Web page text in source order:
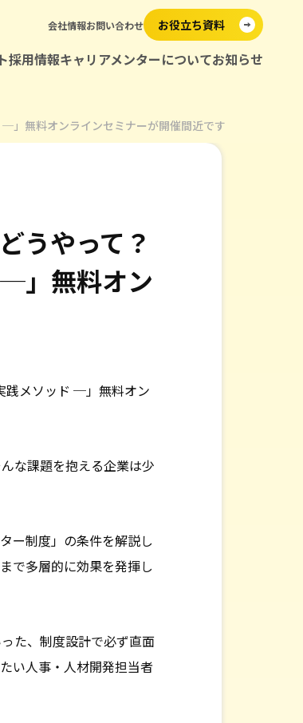
会社情報お問い合わせ お役立ち資料
採用情報キャリアメンターについてお知らせ
」無料オンラインセミナーが開催間近です
うやって？
」無料オン
践メソッド ─」無料オン
な課題を抱える企業は少
ー制度」の条件を解説し
で多層的に効果を発揮し
た、制度設計で必ず直面
い人事・人材開発担当者